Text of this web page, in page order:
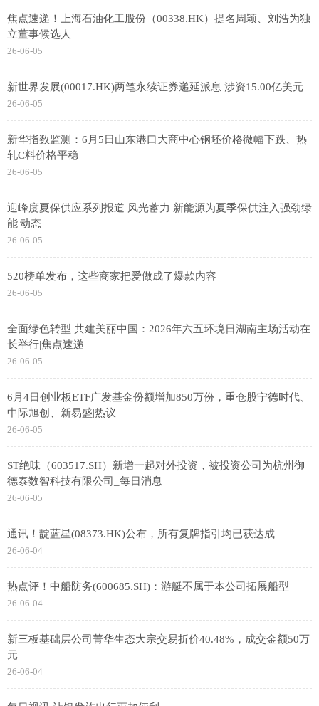
焦点速递！上海石油化工股份（00338.HK）提名周颖、刘浩为独
立董事候选人
26-06-05
新世界发展(00017.HK)两笔永续证券递延派息 涉资15.00亿美元
26-06-05
新华指数监测：6月5日山东港口大商中心钢坯价格微幅下跌、热
轧C料价格平稳
26-06-05
迎峰度夏保供应系列报道 风光蓄力 新能源为夏季保供注入强劲绿
能|动态
26-06-05
520榜单发布，这些商家把爱做成了爆款内容
26-06-05
全面绿色转型 共建美丽中国：2026年六五环境日湖南主场活动在
长举行|焦点速递
26-06-05
6月4日创业板ETF广发基金份额增加850万份，重仓股宁德时代、
中际旭创、新易盛|热议
26-06-05
ST绝味（603517.SH）新增一起对外投资，被投资公司为杭州御
德泰数智科技有限公司_每日消息
26-06-05
通讯！靛蓝星(08373.HK)公布，所有复牌指引均已获达成
26-06-04
热点评！中船防务(600685.SH)：游艇不属于本公司拓展船型
26-06-04
新三板基础层公司菁华生态大宗交易折价40.48%，成交金额50万
元
26-06-04